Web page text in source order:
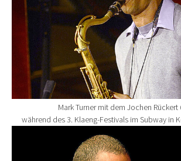
Mark Turner mit dem Jochen Rückert
während des 3. Klaeng-Festivals im Subway in
Show larger version for: